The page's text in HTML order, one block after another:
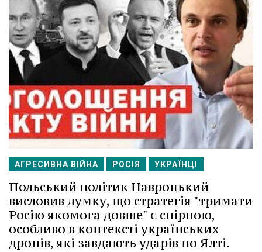
АГРЕСИВНА ВІЙНА РОСІЯ УКРАЇНЦІ
Польський політик Навроцький
висловив думку, що стратегія "тримати
Росію якомога довше" є спірною,
особливо в контексті українських
дронів, які завдають ударів по Ялті.